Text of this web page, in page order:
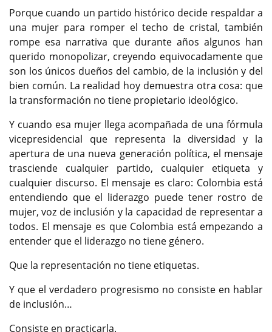
Porque cuando un partido histórico decide respaldar a
una mujer para romper el techo de cristal, también
rompe esa narrativa que durante años algunos han
querido monopolizar, creyendo equivocadamente que
son los únicos dueños del cambio, de la inclusión y del
bien común. La realidad hoy demuestra otra cosa: que
la transformación no tiene propietario ideológico.
Y cuando esa mujer llega acompañada de una fórmula
vicepresidencial que representa la diversidad y la
apertura de una nueva generación política, el mensaje
trasciende cualquier partido, cualquier etiqueta y
cualquier discurso. El mensaje es claro: Colombia está
entendiendo que el liderazgo puede tener rostro de
mujer, voz de inclusión y la capacidad de representar a
todos. El mensaje es que Colombia está empezando a
entender que el liderazgo no tiene género.
Que la representación no tiene etiquetas.
Y que el verdadero progresismo no consiste en hablar
de inclusión…
Consiste en practicarla.